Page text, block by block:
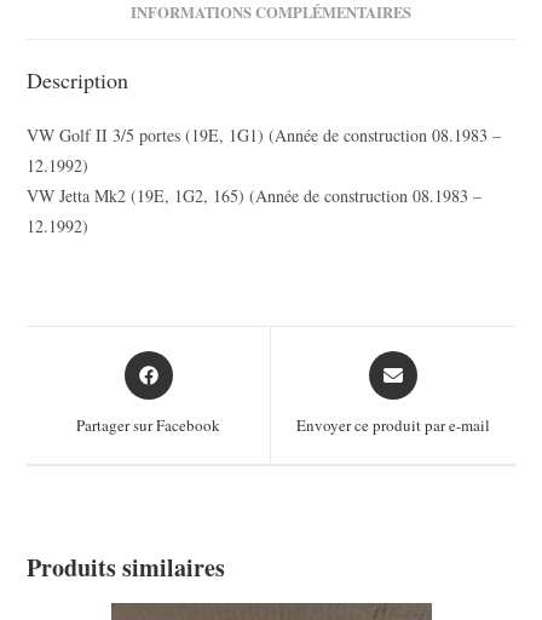
INFORMATIONS COMPLÉMENTAIRES
Description
VW Golf II 3/5 portes (19E, 1G1) (Année de construction 08.1983 –
12.1992)
VW Jetta Mk2 (19E, 1G2, 165) (Année de construction 08.1983 –
12.1992)
Opens
in
new
Partager sur Facebook
Opens
in
new
Envoyer ce produit par e-mail
Produits similaires